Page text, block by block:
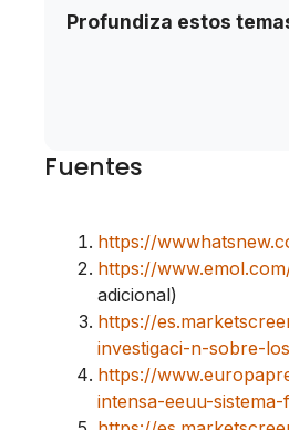
Profundiza estos
Fuentes
https://
https://
adicional)
https://
investigaci-n-sobre-
https://
intensa-eeuu-